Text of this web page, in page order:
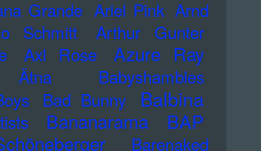
Grande Ariel Pink Arnd
Schmitt
Arthur Gunter
Axl Rose Azure Ray
Ätna
Babyshambles
Bad Bunny Balbina
Bananarama
BAP
Barenaked